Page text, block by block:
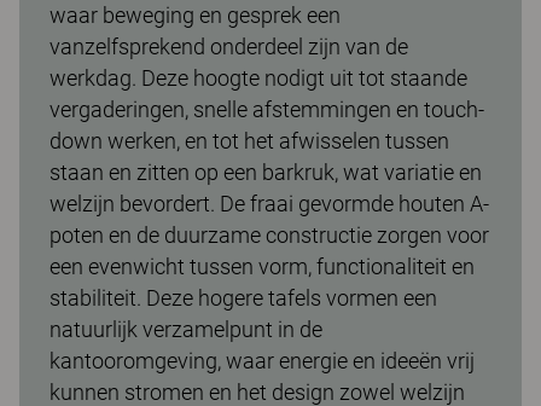
waar beweging en gesprek een
vanzelfsprekend onderdeel zijn van de
werkdag. Deze hoogte nodigt uit tot staande
vergaderingen, snelle afstemmingen en touch-
down werken, en tot het afwisselen tussen
staan en zitten op een barkruk, wat variatie en
welzijn bevordert. De fraai gevormde houten A-
poten en de duurzame constructie zorgen voor
een evenwicht tussen vorm, functionaliteit en
stabiliteit. Deze hogere tafels vormen een
natuurlijk verzamelpunt in de
kantooromgeving, waar energie en ideeën vrij
kunnen stromen en het design zowel welzijn